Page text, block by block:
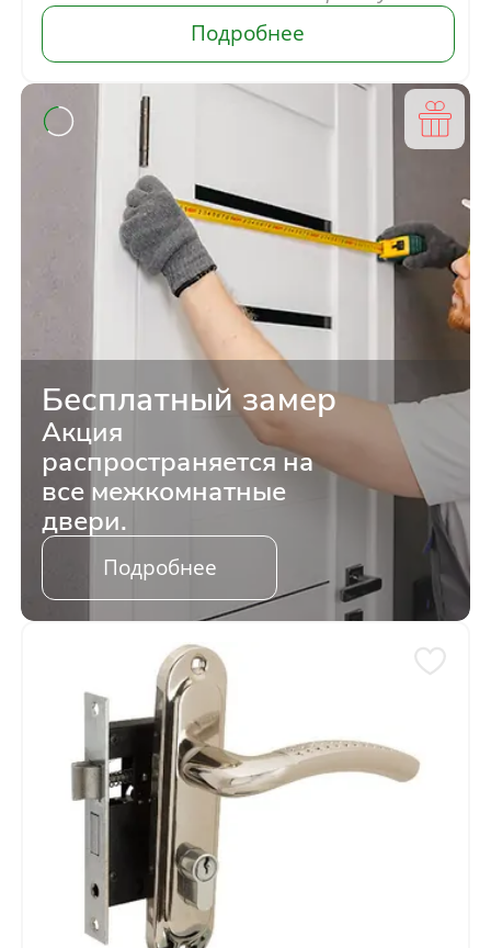
Бесплатный замер
Акция
распространяется на
все межкомнатные
двери.
Подробнее
Нажимая кнопку «Отправить», Вы
соглашаетесь с политикой обработки
персональных данных